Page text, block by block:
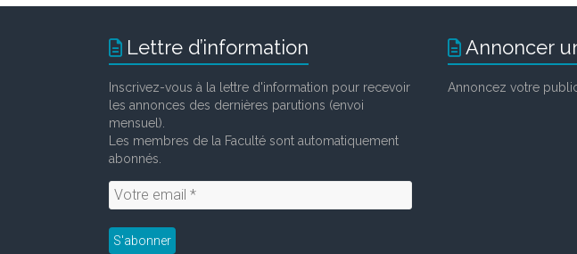
Lettre d’information
Inscrivez-vous à la lettre d'information pour recevoir
les annonces des dernières parutions (envoi
mensuel).
Les membres de la Faculté sont automatiquement
abonnés.
Annoncer
Annoncez votre